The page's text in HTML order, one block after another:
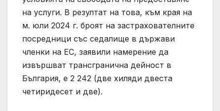
на услуги. В резултат на това, към края на
м. юли 2024 г. броят на застрахователните
посредници със седалище в държави
членки на ЕС, заявили намерение да
извършват трансгранична дейност в
България, e 2 242 (две хиляди двеста
четиридесет и две).